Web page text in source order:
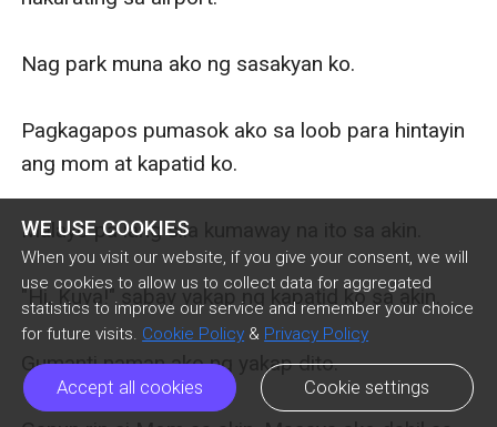
WE USE COOKIES
When you visit our website, if you give your consent, we will
use cookies to allow us to collect data for aggregated
statistics to improve our service and remember your choice
for future visits. Cookie Policy & Privacy Policy
Accept all cookies Cookie settings
Nag park muna ako ng sasakyan ko.
Pagkagapos pumasok ako sa loob para hintayin
ang mom at kapatid ko.
Malayo pa lang sila kumaway na ito sa akin.
"Hi, Kuya!" sabay yakap ng kapatid ko sa akin.
Gumanti naman ako ng yakap dito.